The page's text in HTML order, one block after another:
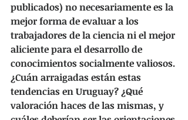
publicados) no necesariamente es la
mejor forma de evaluar a los
trabajadores de la ciencia ni el mejor
aliciente para el desarrollo de
conocimientos socialmente valiosos.
¿Cuán arraigadas están estas
tendencias en Uruguay? ¿Qué
valoración haces de las mismas, y